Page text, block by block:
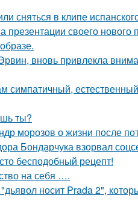
сняться в клипе
своего нового
вновь привлекла
симпатичный,
ты?
морозов о жизни после
Бондарчука взорвал
бесподобный рецепт!
на себя ….
носит Prada 2",